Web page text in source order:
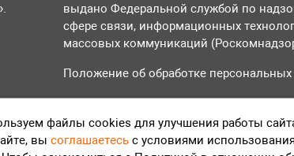
выдано Федеральной службой по
сфере связи, информационных
массовых коммуникаций
Положение об обработке
Согласие на обработку персональных
файлы cookies для улучшения работы
вы соглашаетесь с условиями